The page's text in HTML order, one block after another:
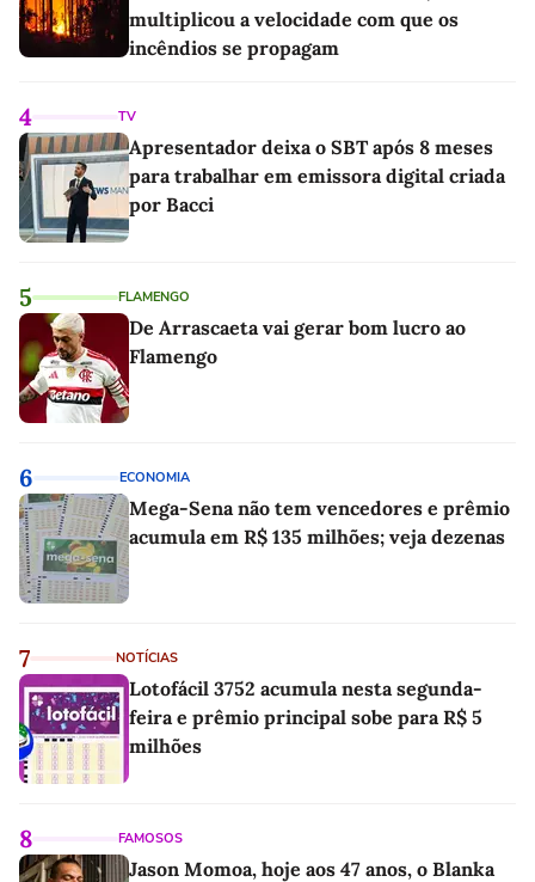
multiplicou a velocidade com que os
incêndios se propagam
4 TV
Apresentador deixa o SBT após 8 meses
para trabalhar em emissora digital criada
por Bacci
5 FLAMENGO
De Arrascaeta vai gerar bom lucro ao
Flamengo
6 ECONOMIA
Mega-Sena não tem vencedores e prêmio
acumula em R$ 135 milhões; veja dezenas
7 NOTÍCIAS
Lotofácil 3752 acumula nesta segunda-
feira e prêmio principal sobe para R$ 5
milhões
8 FAMOSOS
Jason Momoa, hoje aos 47 anos, o Blanka